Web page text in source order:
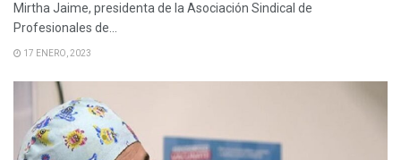
Mirtha Jaime, presidenta de la Asociación Sindical de
Profesionales de...
17 ENERO, 2023